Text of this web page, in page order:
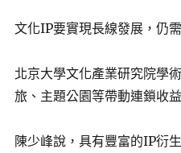
文化IP要實現長線發展，仍
北京大學文化產業研究院學
旅、主題公園等帶動連鎖收
陳少峰說，具有豐富的IP衍